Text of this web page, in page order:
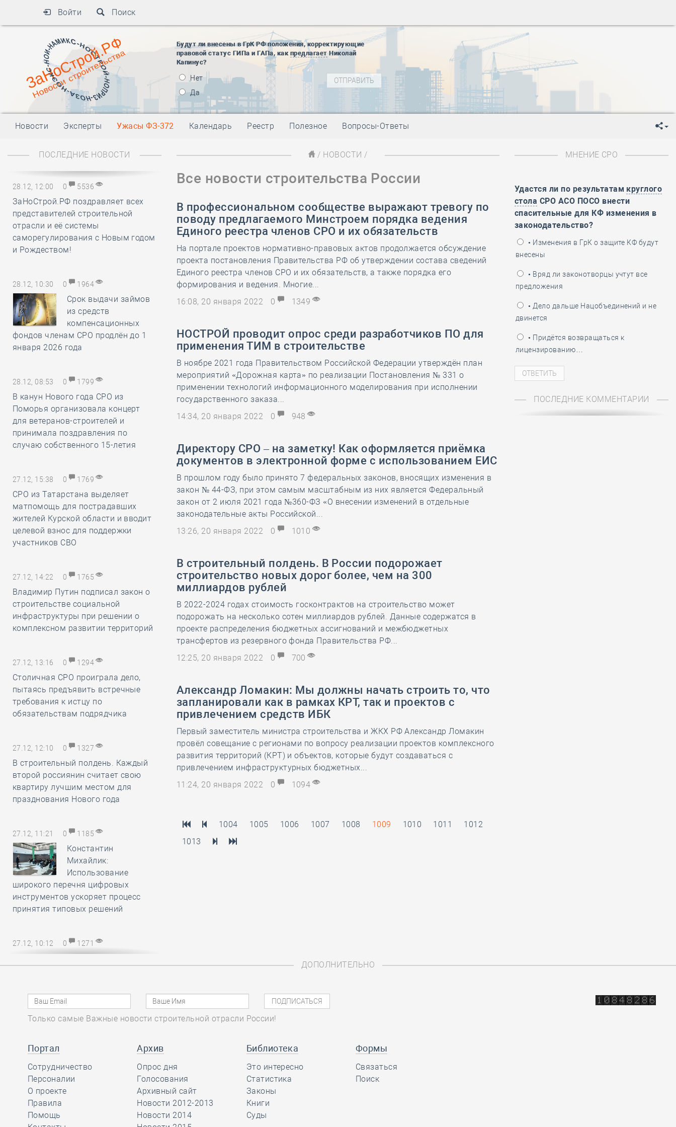
Войти Поиск
Будут ли внесены в ГрК РФ положения, корректирующие
правовой статус ГИПа и ГАПа, как предлагаетНиколай
Капинус?
Нет
Да
День Государственного флага Российской Федерации
-День знаний
-
День сотрудника органов внутренних дел РФ
27 января
День полного освобождения Ленинграда от фашистской
блокады
01 мая-
День Весны и Труда
09 мая -День Победы!
День Государственного флага Российской Федерации
10 ноября
День полного освобождения Ленинграда от фашистской
01 мая-День Весны и Труда
09 мая-День Победы!
28 мая-
Новости Эксперты Ужасы ФЗ-372 Календарь Реестр Полезное Вопросы-Ответы
ПОСЛЕДНИЕ НОВОСТИ
28.12, 12:00 0 5536
ЗаНоСтрой.РФ поздравляет всех
представителей строительной
отрасли и её системы
саморегулирования с Новым годом
и Рождеством!
28.12, 10:30 0 1964
Срок выдачи займов
из средств
компенсационных
фондов членам СРО продлён до 1
января 2026 года
28.12, 08:53 0 1799
В канун Нового года СРО из
Поморья организовала концерт
для ветеранов-строителей и
принимала поздравления по
случаю собственного 15-летия
27.12, 15:38 0 1769
СРО из Татарстана выделяет
матпомощь для пострадавших
жителей Курской области и вводит
целевой взнос для поддержки
участников СВО
27.12, 14:22 0 1765
Владимир Путин подписал закон о
строительстве социальной
инфраструктуры при решении о
комплексном развитии территорий
27.12, 13:16 0 1294
Столичная СРО проиграла дело,
пытаясь предъявить встречные
требования к истцу по
обязательствам подрядчика
27.12, 12:10 0 1327
В строительный полдень. Каждый
второй россиянин считает свою
квартиру лучшим местом для
празднования Нового года
27.12, 11:21 0 1185
Константин
Михайлик:
Использование
широкого перечня цифровых
инструментов ускоряет процесс
принятия типовых решений
27.12, 10:12 0 1271
расходов на охрану труда
отметил, что объём
работ в
строительстве вырос более, чем на
32 процента с 2019 года
/ НОВОСТИ /
Все новости строительства России
В профессиональном сообществе выражают тревогу по
поводу предлагаемого Минстроем порядка ведения
Единого реестра членов СРО и их обязательств
На портале проектов нормативно-правовых актов продолжается обсуждение
проекта постановления Правительства РФ об утверждении состава сведений
Единого реестра членов СРО и их обязательств, а также порядка его
формирования и ведения. Многие...
16:08, 20 января 2022
0 1349
НОСТРОЙ проводит опрос среди разработчиков ПО для
применения ТИМ в строительстве
В ноябре 2021 года Правительством Российской Федерации утверждён план
мероприятий «Дорожная карта» по реализации Постановления № 331 о
применении технологий информационного моделирования при исполнении
государственного заказа...
14:34, 20 января 2022
0 948
Директору СРО – на заметку! Как оформляется приёмка
документов в электронной форме с использованием ЕИС
В прошлом году было принято 7 федеральных законов, вносящих изменения в
закон № 44-ФЗ, при этом самым масштабным из них является Федеральный
закон от 2 июля 2021 года №360-ФЗ «О внесении изменений в отдельные
законодательные акты Российской...
13:26, 20 января 2022
0 1010
В строительный полдень. В России подорожает
строительство новых дорог более, чем на 300
миллиардов рублей
В 2022-2024 годах стоимость госконтрактов на строительство может
подорожать на несколько сотен миллиардов рублей. Данные содержатся в
проекте распределения бюджетных ассигнований и межбюджетных
трансфертов из резервного фонда Правительства РФ...
12:25, 20 января 2022
0 700
Александр Ломакин: Мы должны начать строить то, что
запланировали как в рамках КРТ, так и проектов с
привлечением средств ИБК
Первый заместитель министра строительства и ЖКХ РФ Александр Ломакин
провёл совещание с регионами по вопросу реализации проектов комплексного
развития территорий (КРТ) и объектов, которые будут создаваться с
привлечением инфраструктурных бюджетных...
11:24, 20 января 2022
0 1094
1004 1005 1006 1007 1008 1009 1010 1011
1012
1013
МНЕНИЕ СРО
Удастся ли по результатам круглого
стола СРО АСО ПОСО внести
спасительные для КФ изменения в
законодательство?
• Изменения в ГрК о защите КФ будут
внесены
• Вряд ли законотворцы учтут все
предложения
• Дело дальше Нацобъединений и не
двинется
• Придётся возвращаться к
лицензированию…
ПОСЛЕДНИЕ КОММЕНТАРИИ
ДОПОЛНИТЕЛЬНО
Только самые Важные новости строительной отрасли России!
Портал
Сотрудничество
Персоналии
О проекте
Правила
Помощь
Архив
Опрос дня
Голосования
Архивный сайт
Новости 2012-2013
Новости 2014
Библиотека
Это интересно
Статистика
Законы
Книги
Суды
Формы
Связаться
Поиск